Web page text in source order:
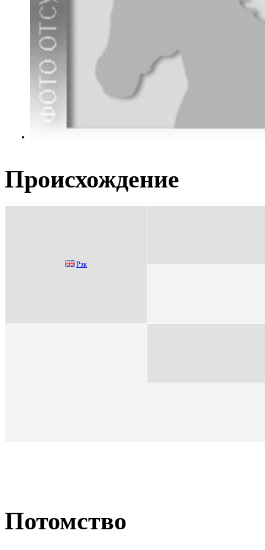
Происхождение
Рэк
Потомство